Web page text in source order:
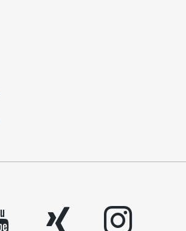
xing instagram